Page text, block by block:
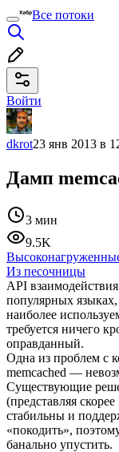
Все потоки
Войти
dkrot23 янв 2013 в
Дамп
3 мин
9.5K
Из песочницы
API
популярных
наиболее
требуется ничего
оправданный.
Одна из проблем с
memcached —
Существующие
(представляя
стабильны и
«покодить»,
банально упустить.